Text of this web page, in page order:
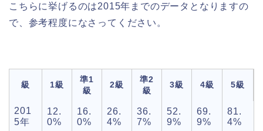
こちらに挙げるのは2015年までのデータとなりますの
で、参考程度になさってください。
級 1級
準1
級
2級
準2
級
3級 4級 5級
201
5年
12.
0%
16.
0%
26.
4%
36.
7%
52.
9%
69.
9%
81.
4%